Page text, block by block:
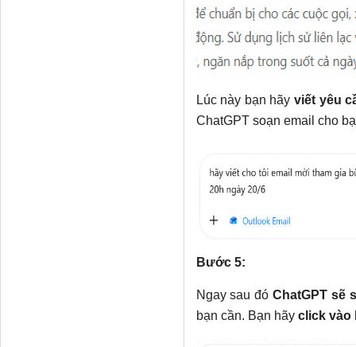
Lúc này bạn hãyviết yêu
ChatGPT soạn email cho
Bước 5:
Ngay sau đó ChatGPT sẽ
bạn cần. Bạn hãy click vào